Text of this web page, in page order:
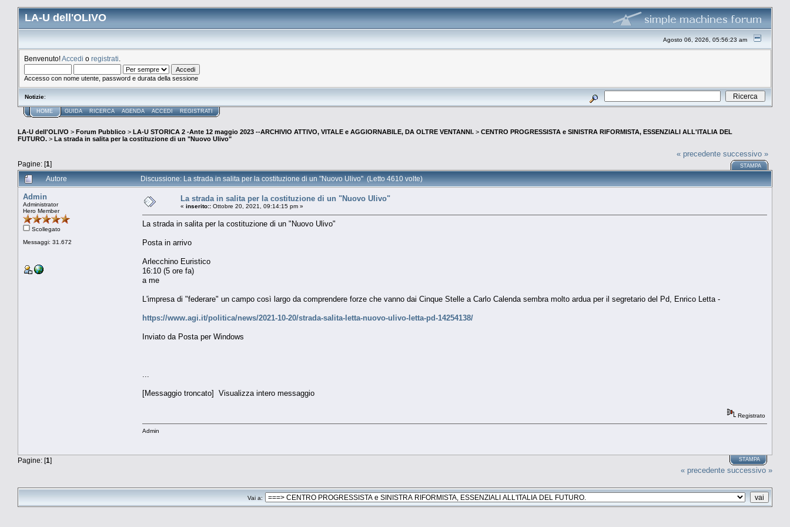
LA-U dell'OLIVO
Agosto 06, 2026, 05:56:23 am
Benvenuto!Accedi o registrati
Accesso con nome utente, password e durata della sessione
Notizie:
HOME GUIDA RICERCA AGENDA ACCEDI REGISTRATI
LA-U dell'OLIVO > Forum Pubblico > LA-U STORICA 2 -Ante 12 maggio 2023 --ARCHIVIO ATTIVO, VITALE e AGGIORNABILE, DA OLTRE VENTANNI. > CENTRO PROGRESSISTA e SINISTRA RIFORMISTA, ESSENZIALI ALL'ITALIA DEL
FUTURO. > La strada in salita per la costituzione di un "Nuovo Ulivo"
Pagine: [1]
« precedente successivo »
STAMPA
Autore Discussione: La strada in salita per la costituzione di un "Nuovo Ulivo" (Letto 4610 volte)
Admin
Administrator
Hero Member
Scollegato
Messaggi: 31.672
La strada in salita per la costituzione di un "Nuovo Ulivo"
« inserito:: Ottobre 20, 2021, 09:14:15 pm »
La strada in salita per la costituzione di un "Nuovo Ulivo"
Posta in arrivo
Arlecchino Euristico
16:10 (5 ore fa)
a me
L'impresa di "federare" un campo così largo da comprendere forze che vanno dai Cinque Stelle a Carlo Calenda sembra molto ardua per il segretario del Pd, Enrico Letta -
https://www.agi.it/politica/news/2021-10-20/strada-salita-letta-nuovo-ulivo-letta-pd-14254138/
Inviato da Posta per Windows
[Messaggio troncato] Visualizza intero messaggio
Registrato
Admin
Pagine: [1] STAMPA
« precedente successivo »
Vai a: